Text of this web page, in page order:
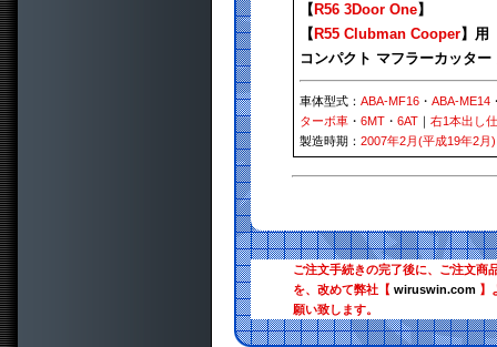
【 R56 3Door One】
【 R55 Clubman Cooper】用
コンパクト マフラーカッター
車体型式： ABA-MF16・ ABA-ME14
ターボ車・ 6MT・ 6AT｜ 右1本出し
製造時期： 2007年2月(平成19年2月)
ご注文手続きの完了後に、ご注文商
を、改めて弊社【 wiruswin.com】
願い致します。